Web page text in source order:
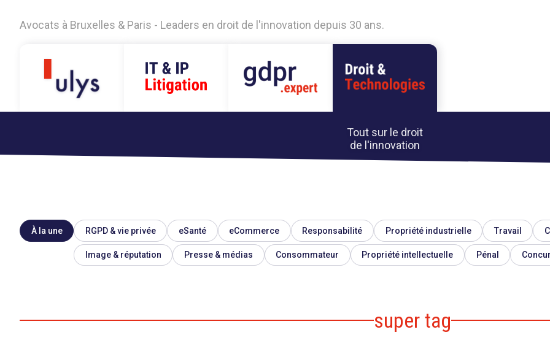
Avocats à Bruxelles & Paris - Leaders en droit de l'innovation depuis 30 ans.
Tout sur le droit
de l'innovation
À la une RGPD & vie privée eSanté eCommerce Responsabilité Propriété industrielle Travail
Image & réputation Presse & médias Consommateur Propriété intellectuelle Pénal
super tag